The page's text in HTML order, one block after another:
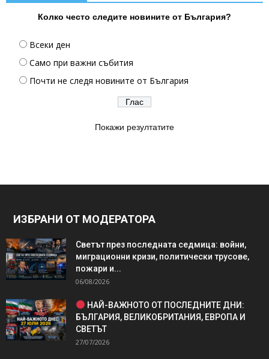
Колко често следите новините от България?
Всеки ден
Само при важни събития
Почти не следя новините от България
Покажи резултатите
ИЗБРАНИ ОТ МОДЕРАТОРА
Светът през последната седмица: войни,
миграционни кризи, политически трусове,
пожари и...
06/08/2026
НАЙ-ВАЖНОТО ОТ ПОСЛЕДНИТЕ ДНИ:
БЪЛГАРИЯ, ВЕЛИКОБРИТАНИЯ, ЕВРОПА И
СВЕТЪТ
27/07/2026